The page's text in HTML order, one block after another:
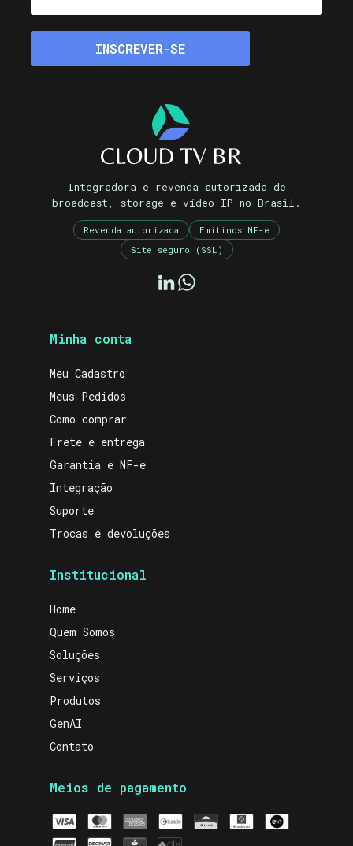
Integradora e revenda autorizada de
broadcast, storage e vídeo-IP no Brasil.
Revenda autorizada
Emitimos NF-e
Site seguro (SSL)
Minha conta
Meu Cadastro
Meus Pedidos
Como comprar
Frete e entrega
Garantia e NF-e
Integração
Suporte
Trocas e devoluções
Institucional
Home
Quem Somos
Soluções
Serviços
Produtos
GenAI
Contato
Meios de pagamento